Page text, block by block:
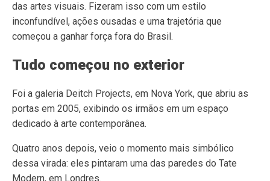
das artes visuais. Fizeram isso com um estilo
inconfundível, ações ousadas e uma trajetória que
começou a ganhar força fora do Brasil.
Tudo começou no exterior
Foi a galeria Deitch Projects, em Nova York, que abriu as
portas em 2005, exibindo os irmãos em um espaço
dedicado à arte contemporânea.
Quatro anos depois, veio o momento mais simbólico
dessa virada: eles pintaram uma das paredes do Tate
Modern, em Londres.